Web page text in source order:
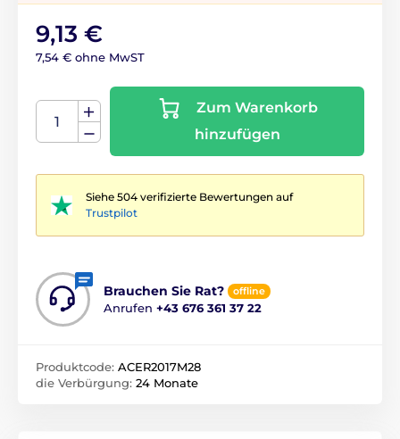
9,13 €
7,54 € ohne MwST
Zum Warenkorb
hinzufügen
Siehe 504 verifizierte Bewertungen auf
Trustpilot
Brauchen Sie Rat? offline
Anrufen +43 676 361 37 22
Produktcode: ACER2017M28
die Verbürgung: 24 Monate